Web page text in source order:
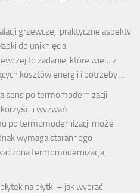
grzewczej: praktyczne aspekty
do uniknięcia
to zadanie, które wielu z
kosztów energii i potrzeby …
sens po termomodernizacji
i wyzwań
po termomodernizacji może
wymaga starannego
termomodernizacja,
na płytki – jak wybrać